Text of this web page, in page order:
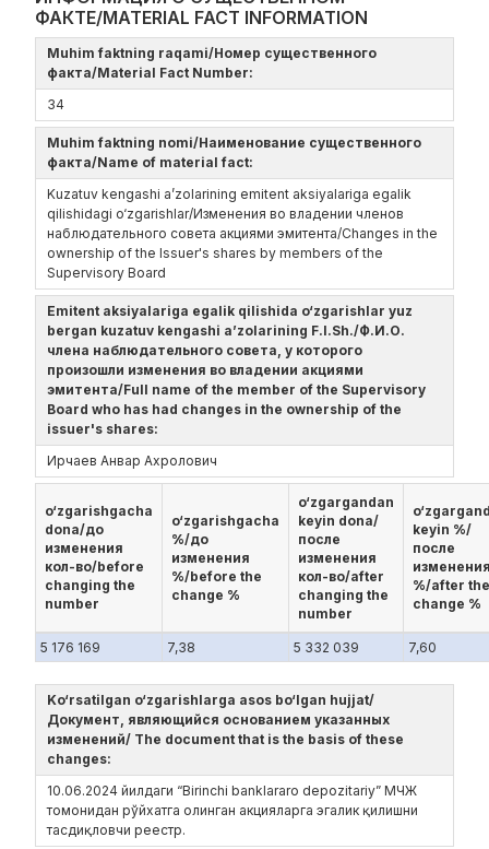
ФАКТЕ/MATERIAL FACT INFORMATION
Muhim faktning raqami/Номер существенного
факта/Material Fact Number:
34
Muhim faktning nomi/Наименование существенного
факта/Name of material fact:
Kuzatuv kengashi a’zolarining emitent aksiyalariga egalik
qilishidagi o‘zgarishlar/Изменения во владении членов
наблюдательного совета акциями эмитента/Changes in the
ownership of the Issuer's shares by members of the
Supervisory Board
Emitent aksiyalariga egalik qilishida o‘zgarishlar yuz
bergan kuzatuv kengashi a’zolarining F.I.Sh./Ф.И.О.
члена наблюдательного совета, у которого
произошли изменения во владении акциями
эмитента/Full name of the member of the Supervisory
Board who has had changes in the ownership of the
issuer's shares:
Ирчаев Анвар Ахролович
o‘zgarishgacha
dona/до
изменения
кол-во/before
changing the
number
o‘zgarishgacha
%/до
изменения
%/before the
change %
o‘zgargandan
keyin dona/
после
изменения
кол-во/after
changing the
number
keyin %/
после
%/after the
change %
5 176 169 7,38 5 332 039 7,60
Ko‘rsatilgan o‘zgarishlarga asos bo‘lgan hujjat/
Документ, являющийся основанием указанных
изменений/ The document that is the basis of these
changes:
10.06.2024 йилдаги “Birinchi banklararo depozitariy” МЧЖ
томонидан рўйхатга олинган акцияларга эгалик қилишни
тасдиқловчи реестр.